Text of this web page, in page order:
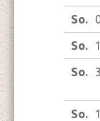
So.
So.
So.
So.